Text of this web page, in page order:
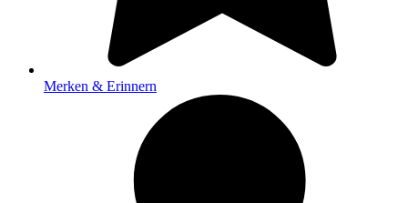
Merken & Erinnern